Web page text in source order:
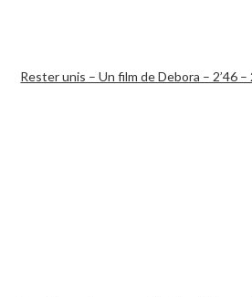
Rester unis – Un film de Debora – 2’46 –